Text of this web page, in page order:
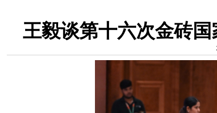
王毅谈第十六次金砖